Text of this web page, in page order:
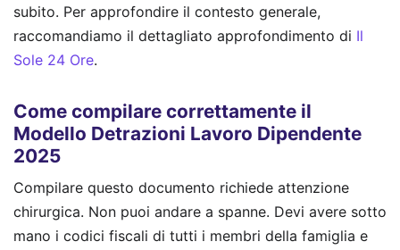
subito. Per approfondire il contesto generale,
raccomandiamo il dettagliato approfondimento di Il
Sole 24 Ore.
Come compilare correttamente il
Modello Detrazioni Lavoro Dipendente
2025
Compilare questo documento richiede attenzione
chirurgica. Non puoi andare a spanne. Devi avere sotto
mano i codici fiscali di tutti i membri della famiglia e